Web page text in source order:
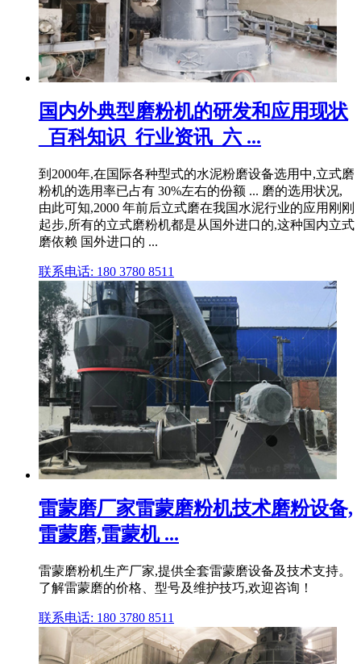
国内外典型磨粉机的研发和应用现状
_百科知识_行业资讯_六 ...
到2000年,在国际各种型式的水泥粉磨设备选用中,立式磨
粉机的选用率已占有 30%左右的份额 ... 磨的选用状况,
由此可知,2000 年前后立式磨在我国水泥行业的应用刚刚
起步,所有的立式磨粉机都是从国外进口的,这种国内立式
磨依赖 国外进口的 ...
联系电话: 180 3780 8511
雷蒙磨厂家雷蒙磨粉机技术磨粉设备,
雷蒙磨,雷蒙机 ...
雷蒙磨粉机生产厂家,提供全套雷蒙磨设备及技术支持。
了解雷蒙磨的价格、型号及维护技巧,欢迎咨询！
联系电话: 180 3780 8511